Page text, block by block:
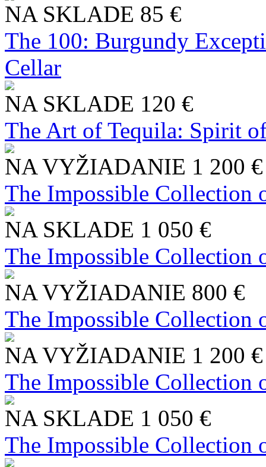
NA SKLADE 85 €
The 100: Burgundy
Cellar
NA SKLADE 120 €
The Art of Tequila: Spirit
NA VYŽIADANIE 1 200 €
The Impossible Collection
NA SKLADE 1 050 €
The Impossible Collection
NA VYŽIADANIE 800 €
The Impossible Collection
NA VYŽIADANIE 1 200 €
The Impossible Collection
NA SKLADE 1 050 €
The Impossible Collection